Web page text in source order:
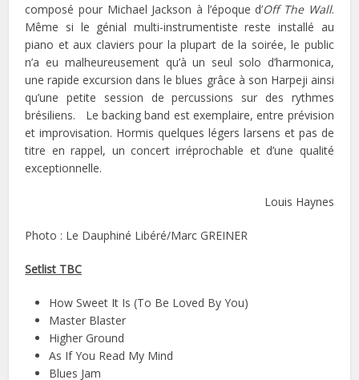
composé pour Michael Jackson à l’époque d’Off The Wall.
Même si le génial multi-instrumentiste reste installé au
piano et aux claviers pour la plupart de la soirée, le public
n’a eu malheureusement qu’à un seul solo d’harmonica,
une rapide excursion dans le blues grâce à son Harpeji ainsi
qu’une petite session de percussions sur des rythmes
brésiliens. Le backing band est exemplaire, entre prévision
et improvisation. Hormis quelques légers larsens et pas de
titre en rappel, un concert irréprochable et d’une qualité
exceptionnelle.
Louis Haynes
Photo : Le Dauphiné Libéré/Marc GREINER
Setlist TBC
How Sweet It Is (To Be Loved By You)
Master Blaster
Higher Ground
As If You Read My Mind
Blues Jam